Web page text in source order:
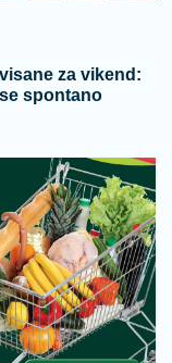
za vikend:
spontano